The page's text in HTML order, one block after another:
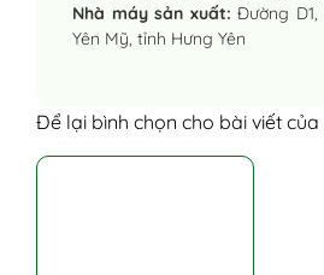
Nhà máy sản xuất: Đường D1,
Yên Mỹ, tỉnh Hưng Yên
Để lại bình chọn cho bài viết của